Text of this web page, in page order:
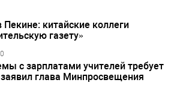
Пекине: китайские коллеги
газету»
с зарплатами учителей требует
глава Минпросвещения